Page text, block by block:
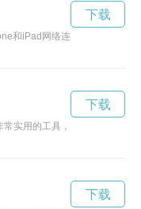
和iPad网络连接速度的应用
下载
实用的工具，可以帮助用户
下载
下载